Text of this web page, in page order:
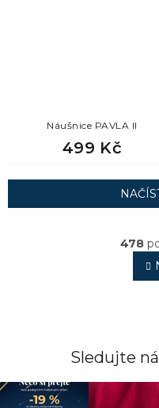
Náušnice PAVLA II
499 Kč
478
Sledujte